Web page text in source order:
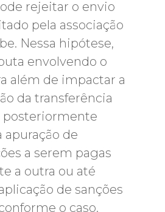
rejeitar o envio
pela associação
Nessa hipótese,
envolvendo o
além de impactar a
da transferência
posteriormente
de
a serem pagas
a outra ou até
de sanções
o caso.